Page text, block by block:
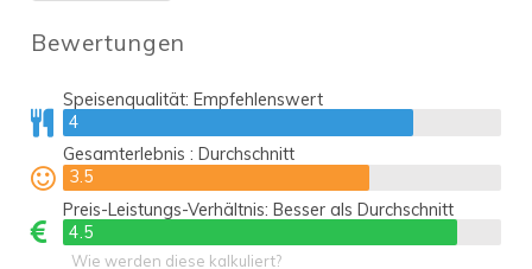
Bewertungen
Speisenqualität:Empfehlenswert
4
4
Gesamterlebnis : Durchschnitt
3.5
3.5
Preis-Leistungs-Verhältnis:Besser als Durchschnitt
4.5
4.5
Wie werden diese kalkuliert?